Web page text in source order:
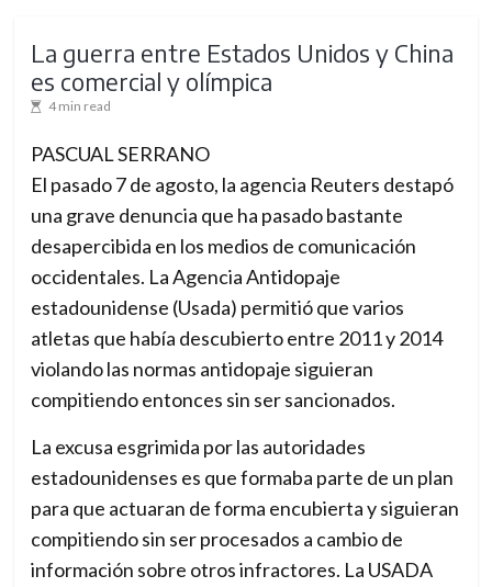
La guerra entre Estados Unidos y China
es comercial y olímpica
4 min read
PASCUAL SERRANO
El pasado 7 de agosto, la agencia Reuters destapó
una grave denuncia que ha pasado bastante
desapercibida en los medios de comunicación
occidentales. La Agencia Antidopaje
estadounidense (Usada) permitió que varios
atletas que había descubierto entre 2011 y 2014
violando las normas antidopaje siguieran
compitiendo entonces sin ser sancionados.
La excusa esgrimida por las autoridades
estadounidenses es que formaba parte de un plan
para que actuaran de forma encubierta y siguieran
compitiendo sin ser procesados a cambio de
información sobre otros infractores. La USADA